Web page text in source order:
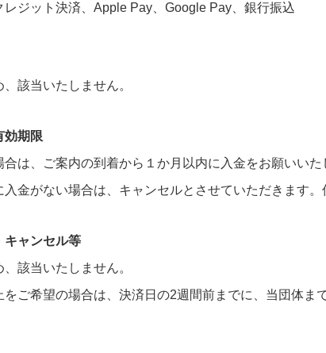
レジット決済、Apple Pay、Google Pay、銀行振込
該当いたしません。
効期限
合は、ご案内の到着から１か月以内に入金をお願いいた
入金がない場合は、キャンセルとさせていただきます
キャンセル等
該当いたしません。
をご希望の場合は、決済日の2週間前までに、当団体ま